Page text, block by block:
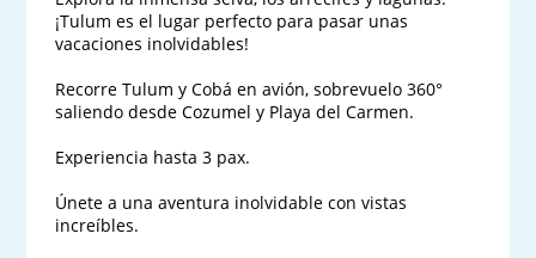
¡Tulum es el lugar perfecto para pasar unas
vacaciones inolvidables!
Recorre Tulum y Cobá en avión, sobrevuelo 360°
saliendo desde Cozumel y Playa del Carmen.
Experiencia hasta 3 pax.
Únete a una aventura inolvidable con vistas
increíbles.